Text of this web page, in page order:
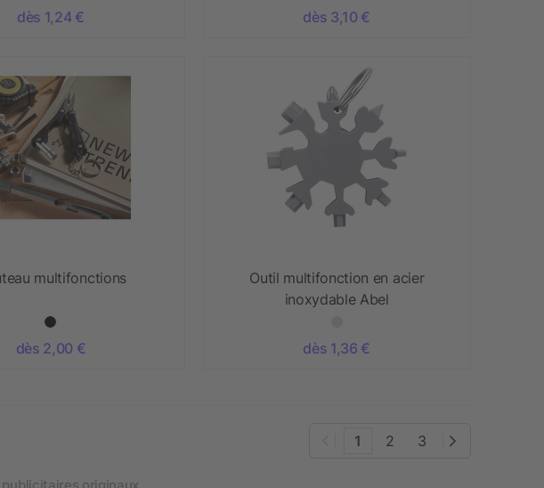
dès 1,24 € dès 3,10 €
multifonctions
dès 2,00 €
Outil multifonction en acier
inoxydable Abel
dès 1,36 €
1 2 3